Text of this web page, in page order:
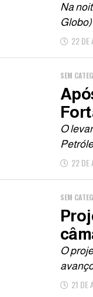
Na
22 DE
SEM
O
22 DE
SEM
O
21 DE